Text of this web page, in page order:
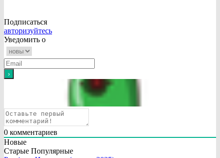
Подписаться
авторизуйтесь
Уведомить о
0 комментариев
Новые
Старые Популярные